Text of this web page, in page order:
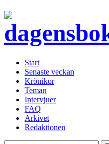
Start
Senaste veckan
Krönikor
Teman
Intervjuer
FAQ
Arkivet
Redaktionen